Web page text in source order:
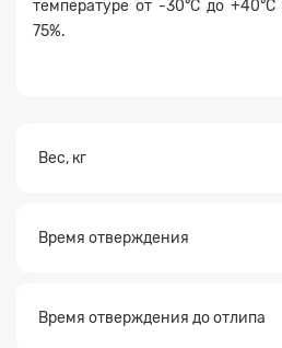
температуре от -30°С до
75%.
Вес, кг
Время отверждения
Время отверждения до отлипа
Прикрепите